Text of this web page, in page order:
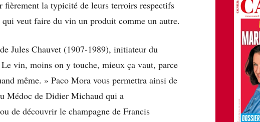
fièrement la typicité de leurs terroirs respectifs
qui veut faire du vin un produit comme un autre.
Jules Chauvet (1907-1989), initiateur du
vin, moins on y touche, mieux ça vaut, parce
même. » Paco Mora vous permettra ainsi de
Médoc de Didier Michaud qui a
de découvrir le champagne de Francis